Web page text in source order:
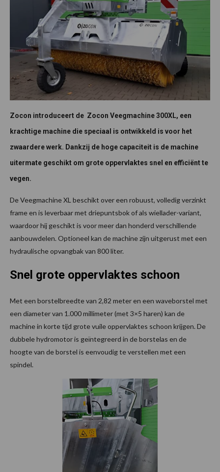
Zocon introduceert de Zocon Veegmachine 300XL, een
krachtige machine die speciaal is ontwikkeld is voor het
zwaardere werk. Dankzij de hoge capaciteit is de machine
uitermate geschikt om grote oppervlaktes snel en efficiënt te
vegen.
De Veegmachine XL beschikt over een robuust, volledig verzinkt
frame en is leverbaar met driepuntsbok of als wiellader-variant,
waardoor hij geschikt is voor meer dan honderd verschillende
aanbouwdelen. Optioneel kan de machine zijn uitgerust met een
hydraulische opvangbak van 800 liter.
Snel grote oppervlaktes schoon
Met een borstelbreedte van 2,82 meter en een waveborstel met
een diameter van 1.000 millimeter (met 3×5 haren) kan de
machine in korte tijd grote vuile oppervlaktes schoon krijgen. De
dubbele hydromotor is geïntegreerd in de borstelas en de
hoogte van de borstel is eenvoudig te verstellen met een
spindel.